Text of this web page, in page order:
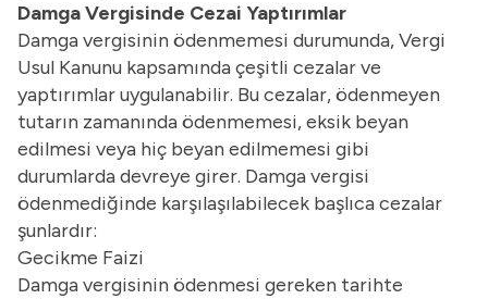
Damga Vergisinde Cezai Yaptırımlar
Damga vergisinin ödenmemesi durumunda, Vergi
Usul Kanunu kapsamında çeşitli cezalar ve
yaptırımlar uygulanabilir. Bu cezalar, ödenmeyen
tutarın zamanında ödenmemesi, eksik beyan
edilmesi veya hiç beyan edilmemesi gibi
durumlarda devreye girer. Damga vergisi
ödenmediğinde karşılaşılabilecek başlıca cezalar
şunlardır:
Gecikme Faizi
Damga vergisinin ödenmesi gereken tarihte